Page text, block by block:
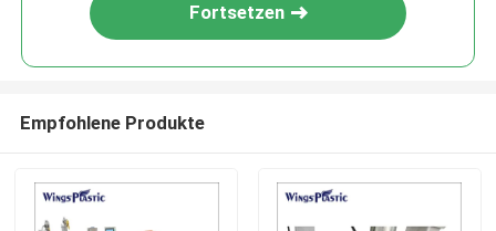
Fortsetzen
Empfohlene Produkte